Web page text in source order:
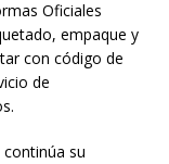
Oficiales
empaque y
con código de
de
su